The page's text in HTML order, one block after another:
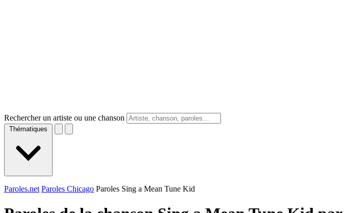
Rechercher un artiste ou une chanson
Thématiques
Paroles.net Paroles Chicago Paroles Sing a Mean Tune Kid